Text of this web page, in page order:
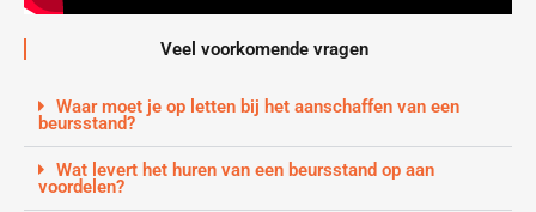
Veel voorkomende vragen
Waar moet je op letten bij het aanschaffen van een
beursstand?
Wat levert het huren van een beursstand op aan
voordelen?